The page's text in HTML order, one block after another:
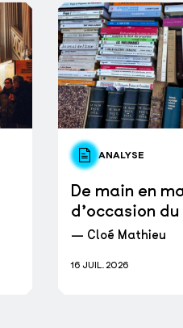
ANALYSE
De main en
d’occasion
— Cloé Mathieu
16 JUIL. 2026